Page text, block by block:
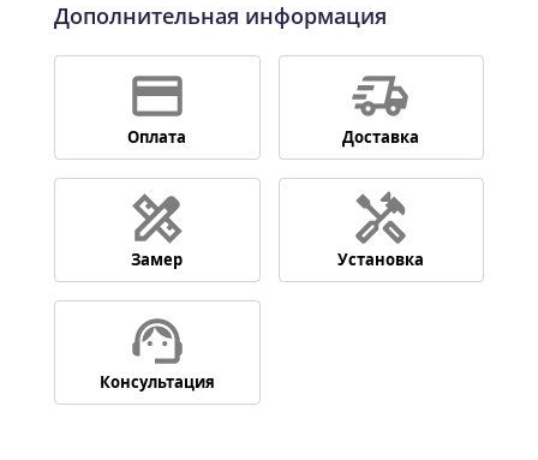
Дополнительная информация
Оплата Доставка
Замер Установка
Консультация